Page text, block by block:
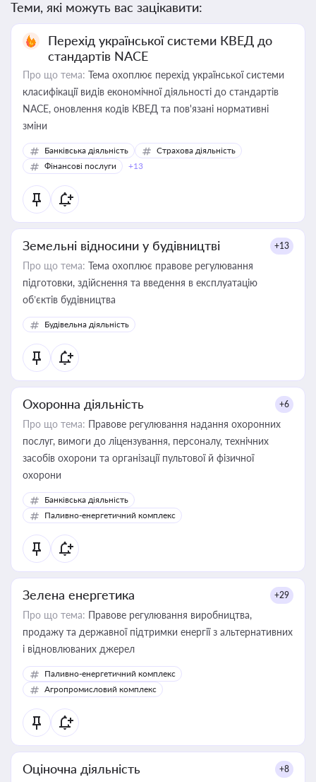
Теми, які можуть вас зацікавити:
Перехід української системи КВЕД до
стандартів NACE
Про що тема: Тема охоплює перехід української системи
класифікації видів економічної діяльності до стандартів
NACE, оновлення кодів КВЕД та пов'язані нормативні
зміни
Банківська діяльність
Страхова діяльність
Фінансові послуги
+13
Земельні відносини у будівництві +13
Про що тема: Тема охоплює правове регулювання
підготовки, здійснення та введення в експлуатацію
об’єктів будівництва
Будівельна діяльність
Охоронна діяльність +6
Про що тема: Правове регулювання надання охоронних
послуг, вимоги до ліцензування, персоналу, технічних
засобів охорони та організації пультової й фізичної
охорони
Банківська діяльність
Паливно-енергетичний комплекс
Зелена енергетика +29
Про що тема: Правове регулювання виробництва,
продажу та державної підтримки енергії з альтернативних
і відновлюваних джерел
Паливно-енергетичний комплекс
Агропромисловий комплекс
Оціночна діяльність +8